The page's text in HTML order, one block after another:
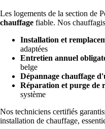
Les logements de la section de
chauffage fiable. Nos
Installation et
adaptées
Entretien annuel
belge
Dépannage chauffage
Réparation et purge de
système
Nos techniciens certifiés
installation de chauffage,